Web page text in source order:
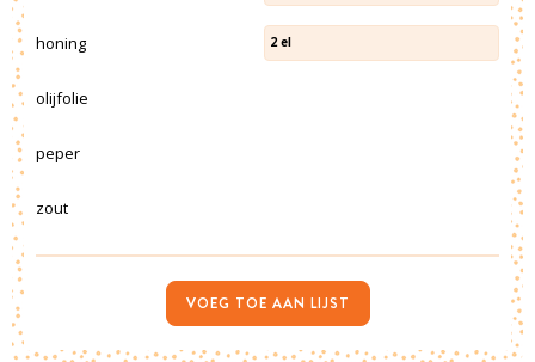
honing 2 el
olijfolie
peper
zout
VOEG TOE AAN LIJST